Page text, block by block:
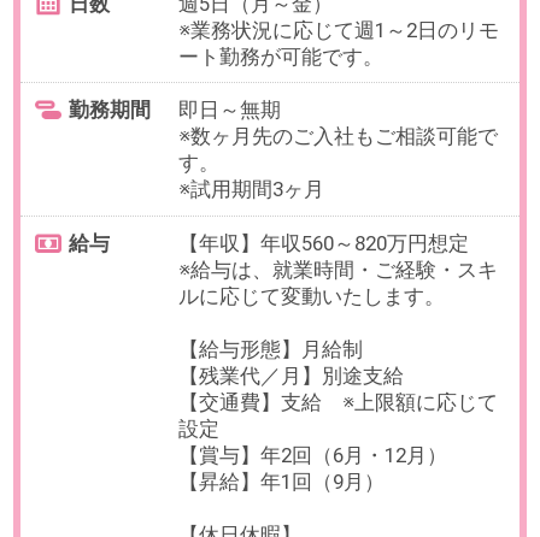
お仕事番号：100100373
【第二新卒歓迎！】採用・人材コ
ンサルタント＠リモート特化の人
材サービス事業
白金高輪駅 徒歩2分 / 泉岳寺